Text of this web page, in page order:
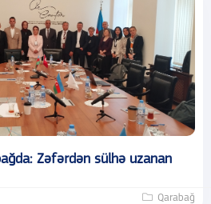
Zəfərdən sülhə uzanan
Qarabağ